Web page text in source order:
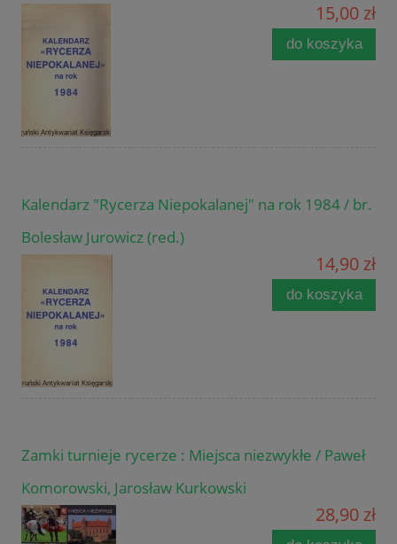
15,00 zł
do koszyka
Kalendarz "Rycerza Niepokalanej" na rok 1984 / br.
Bolesław Jurowicz (red.)
14,90 zł
do koszyka
Zamki turnieje rycerze : Miejsca niezwykłe / Paweł
Komorowski, Jarosław Kurkowski
28,90 zł